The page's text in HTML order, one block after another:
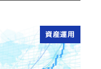
資産運用